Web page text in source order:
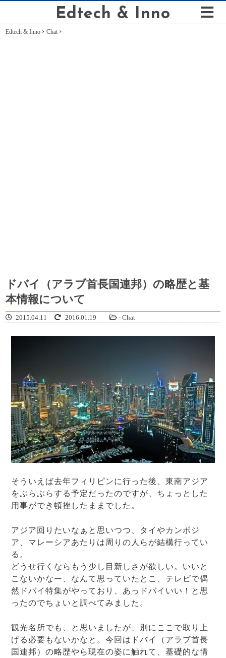
Edtech & Inno
Edtech & Inno ›Chat ›
ドバイ（アラブ首長国連邦）の略歴と基
本情報について
2015.04.11 2016.01.19 -Chat
そういえば去年フィリピンに行った後、東南アジア
をぶらぶらする予定だったのですが、ちょっとした
用事ができ頓挫したままでした。
アジア回りたいなぁと思いつつ、タイやカンボジ
ア、マレーシアあたりは周りの人らが結構行ってい
る。
どうせ行くならもう少し目新しさが欲しい。いいと
こないかなー、なんて思っていたとこ、テレビで偶
然ドバイ特集がやっており、あっドバイいい！と思
ったのでちょいと調べてみました。
観光名所でも、と思いましたが、別にここで取り上
げる必要もないかなと。今回はドバイ（アラブ首長
国連邦）の略歴やら現在の姿に触れて、基礎的な情